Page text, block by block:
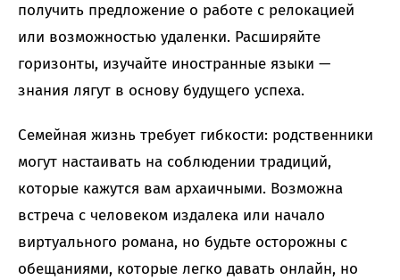
получить предложение о работе с релокацией
или возможностью удаленки. Расширяйте
горизонты, изучайте иностранные языки —
знания лягут в основу будущего успеха.
Семейная жизнь требует гибкости: родственники
могут настаивать на соблюдении традиций,
которые кажутся вам архаичными. Возможна
встреча с человеком издалека или начало
виртуального романа, но будьте осторожны с
обещаниями, которые легко давать онлайн, но